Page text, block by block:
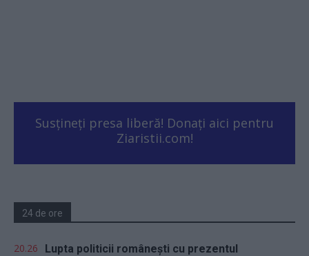
Susțineți presa liberă! Donați aici pentru
Ziaristii.com!
24 de ore
20.26 Lupta politicii românești cu prezentul